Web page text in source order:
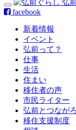
facebook
新着情報
イベント
弘前って？
仕事
生活
住まい
移住者の声
市民ライター
弘前とつなが
移住支援制度